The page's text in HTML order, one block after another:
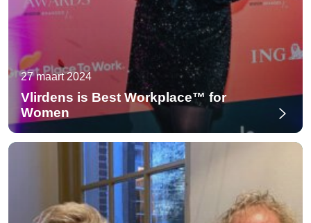
27 maart 2024
Vlirdens is Best Workplace™ for
Women